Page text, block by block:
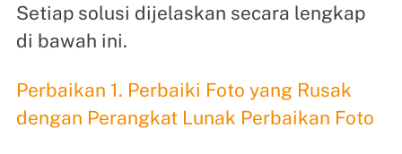
Setiap solusi dijelaskan secara lengkap
di bawah ini.
Perbaikan 1. Perbaiki Foto yang Rusak
dengan Perangkat Lunak Perbaikan Foto